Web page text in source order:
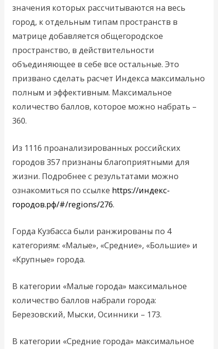
значения которых рассчитываются на весь
город, к отдельным типам пространств в
матрице добавляется общегородское
пространство, в действительности
объединяющее в себе все остальные. Это
призвано сделать расчет Индекса максимально
полным и эффективным. Максимальное
количество баллов, которое можно набрать –
360.
Из 1116 проанализированных российских
городов 357 признаны благоприятными для
жизни. Подробнее с результатами можно
ознакомиться по ссылке https://индекс-
городов.рф/#/regions/276.
Горда Кузбасса были ранжированы по 4
категориям: «Малые», «Средние», «Большие» и
«Крупные» города.
В категории «Малые города» максимальное
количество баллов набрали города:
Березовский, Мыски, Осинники – 173.
В категории «Средние города» максимальное